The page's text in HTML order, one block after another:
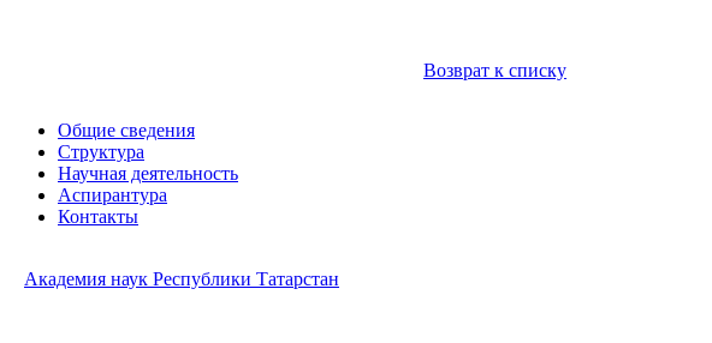
Возврат к списку
Общие сведения
Структура
Научная деятельность
Аспирантура
Контакты
Академия наук Республики Татарстан